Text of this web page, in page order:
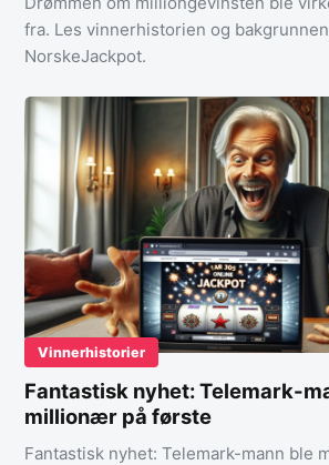
fra. Les vinnerhistorien og
NorskeJackpot.
Vinnerhistorier
Fantastisk nyhet: Telemark-
millionær på første
Fantastisk nyhet: Telemark-mann ble